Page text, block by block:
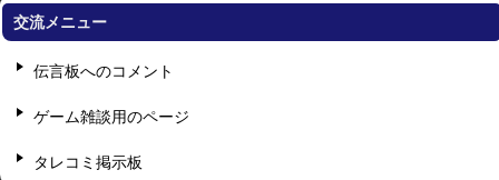
交流メニュー
伝言板へのコメント
ゲーム雑談用のページ
タレコミ掲示板